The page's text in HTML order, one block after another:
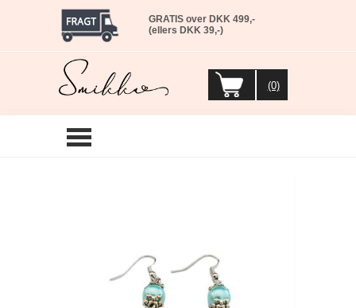
GRATIS over DKK 499,-
(ellers DKK 39,-)
(0)